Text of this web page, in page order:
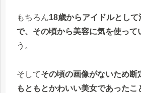
もちろん18歳からアイドルとし
で、その頃から美容に気を使って
う。
そしてその頃の画像がないため断
もともとかわいい美女であったこ